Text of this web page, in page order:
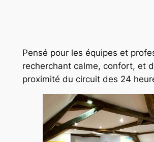
Pensé pour les équipes et
recherchant calme, confort, et
proximité du circuit des 24